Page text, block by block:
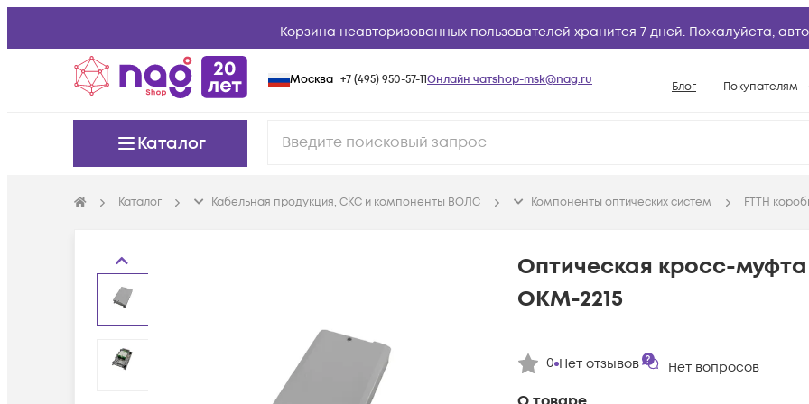
Корзина неавторизованных пользователей хранится 7 дней. Пожалуйста,
Москва +7 (495) 950-57-11Онлайн чатshop-msk@nag.ru Блог Покупателям
Условия
Возврат товара
Конфигураторы
Каталог
Каталог Кабельная продукция, СКС и компоненты ВОЛС Компоненты оптических систем FTTH
Оптическая кросс-
ОКМ-2215
0 Нет отзывов Нет вопросов